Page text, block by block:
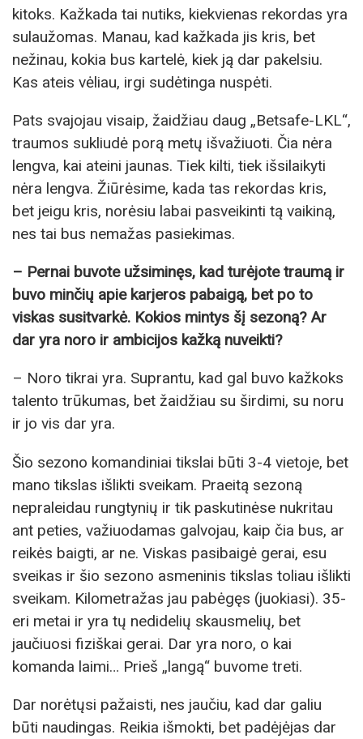
kitoks. Kažkada tai nutiks, kiekvienas rekordas yra
sulaužomas. Manau, kad kažkada jis kris, bet
nežinau, kokia bus kartelė, kiek ją dar pakelsiu.
Kas ateis vėliau, irgi sudėtinga nuspėti.
Pats svajojau visaip, žaidžiau daug „Betsafe-LKL“,
traumos sukliudė porą metų išvažiuoti. Čia nėra
lengva, kai ateini jaunas. Tiek kilti, tiek išsilaikyti
nėra lengva. Žiūrėsime, kada tas rekordas kris,
bet jeigu kris, norėsiu labai pasveikinti tą vaikiną,
nes tai bus nemažas pasiekimas.
– Pernai buvote užsiminęs, kad turėjote traumą ir
buvo minčių apie karjeros pabaigą, bet po to
viskas susitvarkė. Kokios mintys šį sezoną? Ar
dar yra noro ir ambicijos kažką nuveikti?
– Noro tikrai yra. Suprantu, kad gal buvo kažkoks
talento trūkumas, bet žaidžiau su širdimi, su noru
ir jo vis dar yra.
Šio sezono komandiniai tikslai būti 3-4 vietoje, bet
mano tikslas išlikti sveikam. Praeitą sezoną
nepraleidau rungtynių ir tik paskutinėse nukritau
ant peties, važiuodamas galvojau, kaip čia bus, ar
reikės baigti, ar ne. Viskas pasibaigė gerai, esu
sveikas ir šio sezono asmeninis tikslas toliau išlikti
sveikam. Kilometražas jau pabėgęs (juokiasi). 35-
eri metai ir yra tų nedidelių skausmelių, bet
jaučiuosi fiziškai gerai. Dar yra noro, o kai
komanda laimi… Prieš „langą“ buvome treti.
Dar norėtųsi pažaisti, nes jaučiu, kad dar galiu
būti naudingas. Reikia išmokti, bet padėjėjas dar